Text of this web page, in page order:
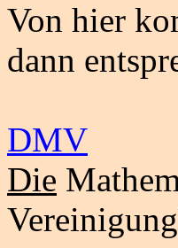
Von hier
dann
DMV
Die